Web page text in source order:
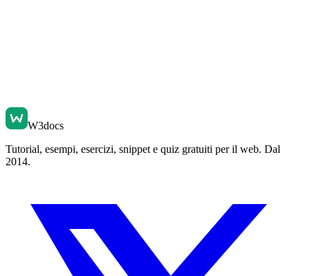
W3docs
Tutorial, esempi, esercizi, snippet e quiz gratuiti per il web. Dal
2014.